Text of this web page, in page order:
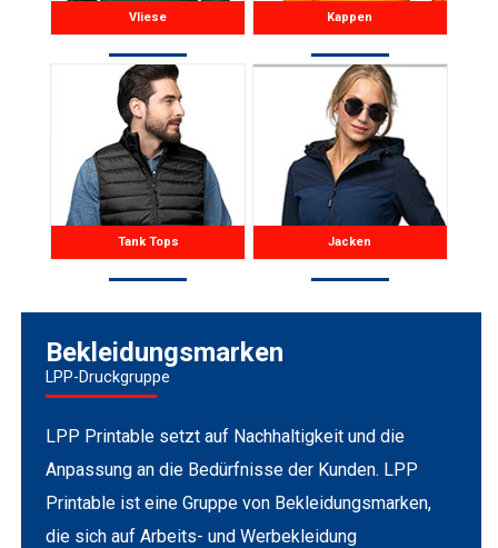
Vliese Kappen
Tank Tops Jacken
Bekleidungsmarken
LPP-Druckgruppe
LPP Printable setzt auf Nachhaltigkeit und die
Anpassung an die Bedürfnisse der Kunden. LPP
Printable ist eine Gruppe von Bekleidungsmarken,
die sich auf Arbeits- und Werbekleidung